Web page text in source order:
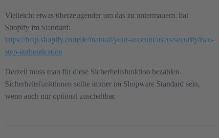
Vielleicht etwas überzeugender um das zu untermauern: hat
Shopify im Standard:
https://help.shopify.com/de/manual/your-account/users/security/two-
step-authentication
Derzeit muss man für diese Sicherheitsfunktion bezahlen.
Sicherheitsfunktionen sollte immer im Shopware Standard sein,
wenn auch nur optional zuschaltbar.